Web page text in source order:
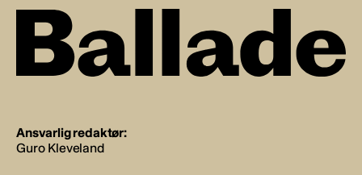
Ansvarlig redaktør:
Guro Kleveland